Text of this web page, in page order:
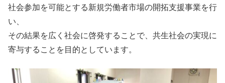
社会参加を可能とする新規労働者市場の開拓支援事業を行
い、
その結果を広く社会に啓発することで、共生社会の実現に
寄与することを目的としています。